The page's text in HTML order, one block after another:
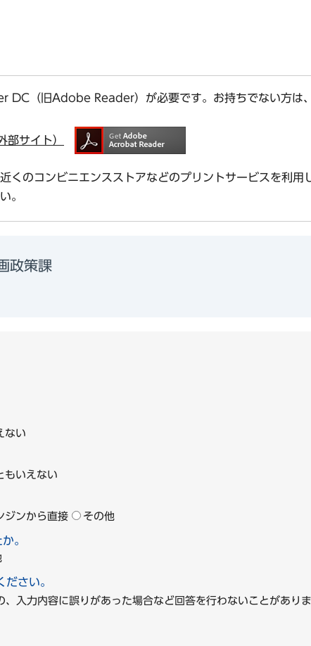
（旧Adobe Reader）が必要です。お持ちでない方は
サイト）
くのコンビニエンスストアなどのプリントサービスを利用
。
政策課
ない
もいえない
ジンから直接 その他
。
ださい。
、入力内容に誤りがあった場合など回答を行わないことが